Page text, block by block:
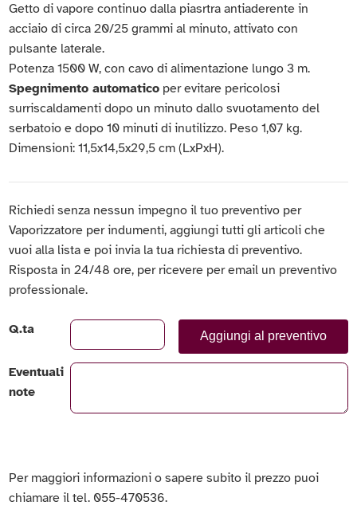
Getto di vapore continuo dalla piasrtra antiaderente in
acciaio di circa 20/25 grammi al minuto, attivato con
pulsante laterale.
Potenza 1500 W, con cavo di alimentazione lungo 3 m.
Spegnimento automatico per evitare pericolosi
surriscaldamenti dopo un minuto dallo svuotamento del
serbatoio e dopo 10 minuti di inutilizzo. Peso 1,07 kg.
Dimensioni: 11,5x14,5x29,5 cm (LxPxH).
Richiedi senza nessun impegno il tuo preventivo per
Vaporizzatore per indumenti, aggiungi tutti gli articoli che
vuoi alla lista e poi invia la tua richiesta di preventivo.
Risposta in 24/48 ore, per ricevere per email un preventivo
professionale.
Q.ta Aggiungi al preventivo
Eventuali
note
Per maggiori informazioni o sapere subito il prezzo puoi
chiamare il tel. 055-470536.